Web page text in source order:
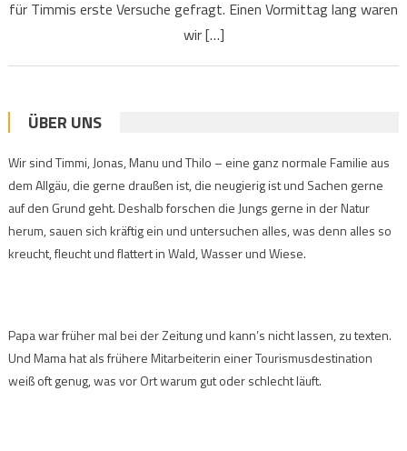
für Timmis erste Versuche gefragt. Einen Vormittag lang waren
wir […]
ÜBER UNS
Wir sind Timmi, Jonas, Manu und Thilo – eine ganz normale Familie aus
dem Allgäu, die gerne draußen ist, die neugierig ist und Sachen gerne
auf den Grund geht. Deshalb forschen die Jungs gerne in der Natur
herum, sauen sich kräftig ein und untersuchen alles, was denn alles so
kreucht, fleucht und flattert in Wald, Wasser und Wiese.
Papa war früher mal bei der Zeitung und kann’s nicht lassen, zu texten.
Und Mama hat als frühere Mitarbeiterin einer Tourismusdestination
weiß oft genug, was vor Ort warum gut oder schlecht läuft.